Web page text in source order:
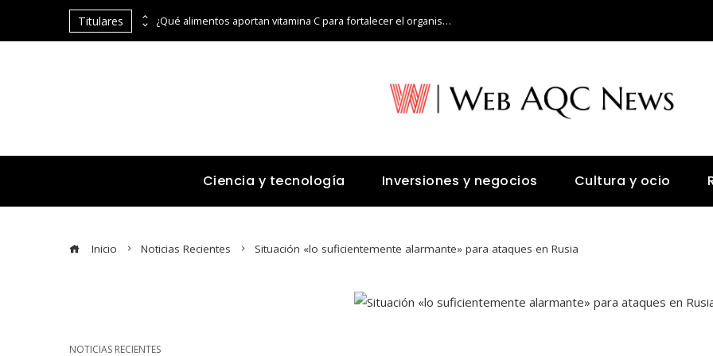
Titulares Por qué la estabilidad de precios es fundamental para la economía y el consumo en Egipto ¿Qué alimentos aportan vitamina C para fortalecer el organismo?
Ciencia y tecnología Inversiones y negocios Cultura y ocio
Inicio Noticias Recientes Situación «lo suficientemente alarmante» para ataques en Rusia
NOTICIAS RECIENTES